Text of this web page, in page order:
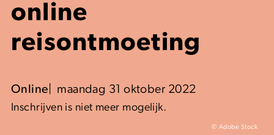
online
reisontmoeting
Online maandag 31 oktober 2022
Inschrijven is niet meer mogelijk.
© Adobe Stock